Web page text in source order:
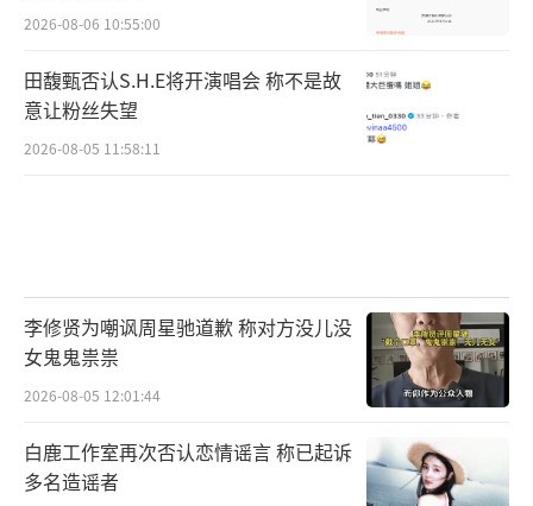
2026-08-06 10:55:00
田馥甄否认S.H.E将开演唱会 称不是故
意让粉丝失望
2026-08-05 11:58:11
李修贤为嘲讽周星驰道歉 称对方没儿没
女鬼鬼祟祟
2026-08-05 12:01:44
白鹿工作室再次否认恋情谣言 称已起诉
多名造谣者